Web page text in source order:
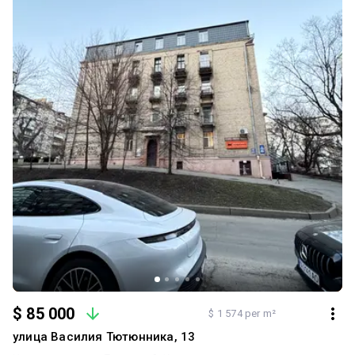
"Палац Україна", добре розвинена транспортна інфраструктура.
У комплексі безліч ресторанів та кафе, винні магазини, аптеки,
обмін валют, салони краси. Недалеко розташований ТРЦ "Ocean
Plaza". ☎️ Для отримання додаткової інформації (фото/відео) та
організації перегляду, будь ласка, звяжіться з нами за вказаними
контактними даними (дзвінки/Telegram, Viber, WhatsApp).
Документи на готові до продажу. Можливий розрахунок
криптовалютою: usdt/btc. Запрошуємо на перегляд у зручний
час (ключі на руках).
$ 85 000 $ 1 574 per m²
улица Василия Тютюнника, 13